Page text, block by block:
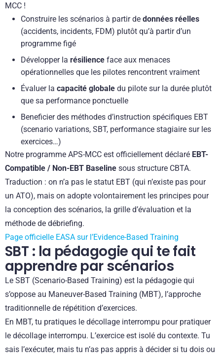
MCC !
Construire les scénarios à partir de données réelles
(accidents, incidents, FDM) plutôt qu’à partir d’un
programme figé
Développer la résilience face aux menaces
opérationnelles que les pilotes rencontrent vraiment
Évaluer la capacité globale du pilote sur la durée plutôt
que sa performance ponctuelle
Beneficier des méthodes d’instruction spécifiques EBT
(scenario variations, SBT, performance stagiaire sur les
exercices…)
Notre programme APS-MCC est officiellement déclaré EBT-
Compatible / Non-EBT Baseline sous structure CBTA.
Traduction : on n’a pas le statut EBT (qui n’existe pas pour
un ATO), mais on adopte volontairement les principes pour
la conception des scénarios, la grille d’évaluation et la
méthode de débriefing.
Page officielle EASA sur l’Evidence-Based Training
SBT : la pédagogie qui te fait
apprendre par scénarios
Le SBT (Scenario-Based Training) est la pédagogie qui
s’oppose au Maneuver-Based Training (MBT), l’approche
traditionnelle de répétition d’exercices.
En MBT, tu pratiques le décollage interrompu pour pratiquer
le décollage interrompu. L’exercice est isolé du contexte. Tu
sais l’exécuter, mais tu n’as pas appris à décider si tu dois ou